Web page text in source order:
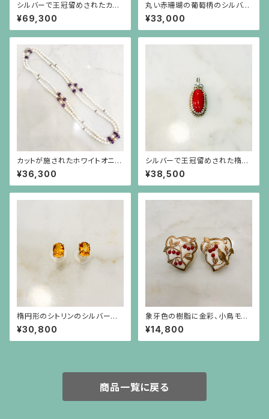
シルバーで王冠留めされたカボ
ーションのターコイズと葉の形
と彫りのトルマリンのペンダント
（チェーン別）
¥69,300
丸い赤珊瑚の葡萄柄のシルバー
台リング
¥33,000
カットが施されたホワイトオニキ
ス、筋彫りのアメジスト、真珠と
ロンデルのロングネックレス
¥36,300
シルバーで王冠留めされた楕円
形の赤珊瑚、芥子パールのペン
ダント（チェーン別）
¥38,500
楕円形のシトリンのシルバーに
ゴールドプレーティングのシンプ
ルな枠のピアス
¥30,800
象牙色の樹脂に金彩、小鳥モチ
ーフに赤珊瑚色の実のイヤリン
グ
¥14,800
商品一覧に戻る